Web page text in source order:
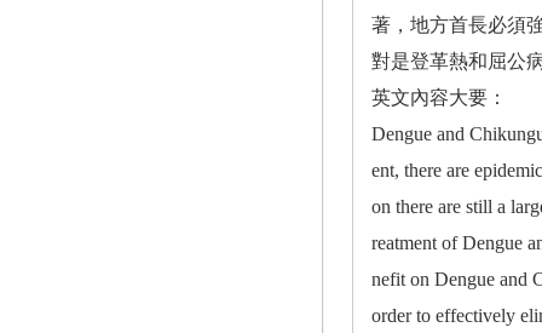
著，地方首長必須
對是登革熱和屈公
英文內容大要：
Dengue and
ent, there are
on there are still a
reatment of Dengue
nefit on Dengue and
order to effectively